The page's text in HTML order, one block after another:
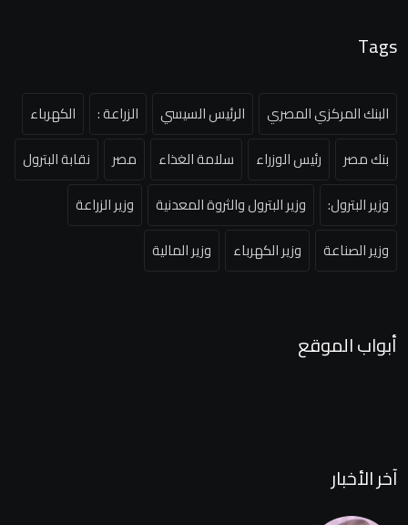
Tags
البنك المركزي المصري الرئيس السيسي الزراعة :
الكهرباء
بنك مصر
رئيس الوزراء سلامة الغذاء مصر
نقابة البترول
وزير البترول:
وزير البترول والثروة المعدنية
وزير الزراعة
وزير الصناعة
وزير الكهرباء وزير المالية
أبواب الموقع
آخر الأخبار